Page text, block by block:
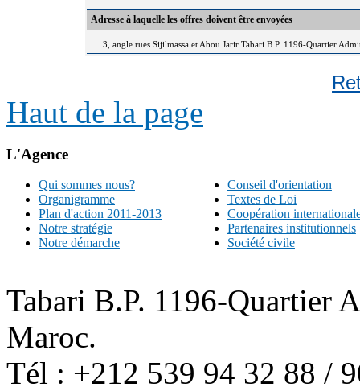
Adresse à laquelle les offres doivent être envoyées
3, angle rues Sijilmassa et Abou Jarir Tabari B.P. 1196-Quartier
Haut de la page
L'Agence
Qui sommes nous?
Organigramme
Plan d'action 2011-2013
Notre stratégie
Notre démarche
Conseil d'orientation
Textes de Loi
Coopération
Partenaires institutionnels
Société civile
Tabari B.P. 1196-Quartier
Maroc.
Tél : +212 539 94 32 88 /